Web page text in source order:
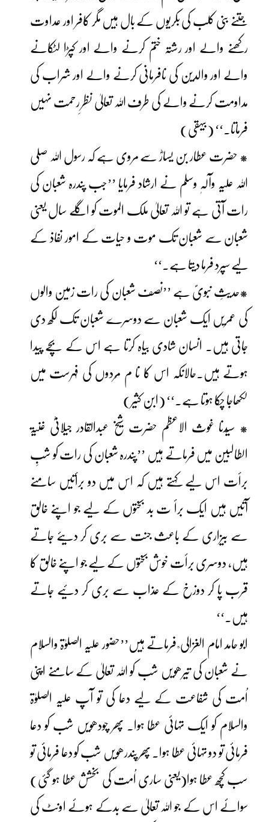
جتنے بنی کلب کی بکریوں کے بال ہیں مگر کافر اور عداوت
رکھنے والے اور رشتہ ختم کرنے والے اور کپڑا لٹکانے
والے اور والدین کی نافرمانی کرنے والے اور شراب کی
مداومت کرنے والے کی طرف اللہ تعالیٰ نظرِ رحمت نہیں
فرماتا۔‘‘ (بیہقی)
* حضرت عطار بن یسارؓ سے مروی ہے کہ رسول اللہ صلی
اللہ علیہ وآلہٖ وسلم نے ارشاد فرمایا ’’جب پندرہ شعبان کی
رات آتی ہے تو اللہ تعالیٰ ملک الموت کو اگلے سال یعنی
شعبان سے شعبان تک موت و حیات کے امور نفاذ کے
لیے سپرد فرما دیتا ہے۔‘‘
*حدیثِ نبویؐ ہے ’’نصف شعبان کی رات زمین والوں
کی عمریں ایک شعبان سے دوسرے شعبان تک لکھ دی
جاتی ہیں۔ انسان شادی بیاہ کرتا ہے اس کے بچے پیدا
ہوتے ہیں۔حالانکہ اس کا نا م مُردوں کی فہرست میں
لکھاجا چکا ہوتا ہے۔‘‘ (ابنِ کثیر)
* سیّدنا غوث الاعظم حضرت شیخ عبدالقادر جیلانیؓ غنیۃ
الطالبین میں فرماتے ہیں ’’پندرہ شعبان کی رات کو شبِ
برأت اس لیے کہتے ہیں کہ اس میں دو برأتیں سامنے
آتیں ہیں ایک برأ ت بد بختوں کے لیے جو اپنے خالق
سے بیزاری کے باعث جنت سے بری کر دیئے جاتے
ہیں، دوسری برأت خوش بختوں کے لیے جو اپنے خالق کا
قرب پا کر دوزخ کے عذاب سے بری کر دئیے جاتے
ہیں۔‘‘
ابو حامد امام الغزالی ؒ فرماتے ہیں’’حضور علیہ الصلوٰۃ والسلام
نے شعبان کی تیرھویں شب کو اللہ تعالیٰ کے سامنے اپنی
اُمت کی شفاعت کے لیے دعا کی تو آپ علیہ الصلوٰۃ
والسلام کو ایک تہائی عطا ہوا۔ پھر چودھویں شب کو دعا
فرمائی تو دو تہائی عطا ہوا۔ پھر پندرھویں شب کو دعا فرمائی تو
سب کچھ عطا ہوا(یعنی ساری اُمت کی بخشش عطا ہو گئی)
سوائے اس کے جو اللہ تعالیٰ سے بدکے ہوئے اونٹ کی